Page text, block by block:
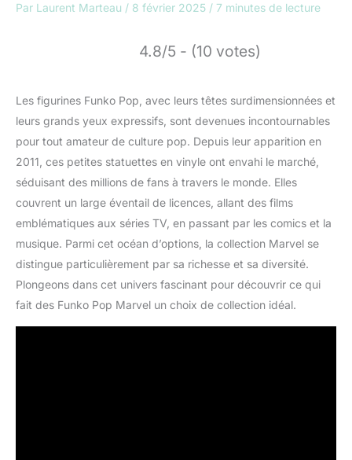
Par Laurent Marteau / 8 février 2025 / 7 minutes de lecture
4.8/5 - (10 votes)
Les figurines Funko Pop, avec leurs têtes surdimensionnées et
leurs grands yeux expressifs, sont devenues incontournables
pour tout amateur de culture pop. Depuis leur apparition en
2011, ces petites statuettes en vinyle ont envahi le marché,
séduisant des millions de fans à travers le monde. Elles
couvrent un large éventail de licences, allant des films
emblématiques aux séries TV, en passant par les comics et la
musique. Parmi cet océan d’options, la collection Marvel se
distingue particulièrement par sa richesse et sa diversité.
Plongeons dans cet univers fascinant pour découvrir ce qui
fait des Funko Pop Marvel un choix de collection idéal.